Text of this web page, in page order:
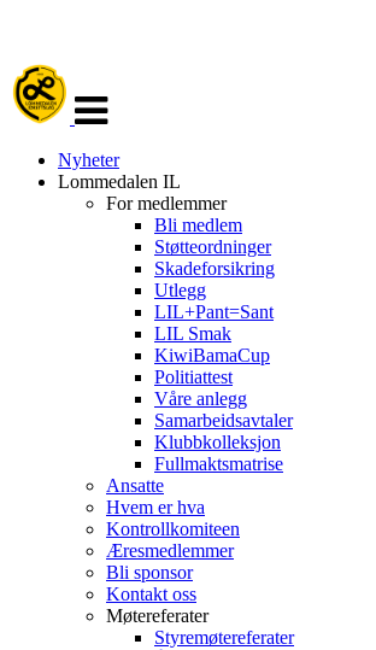
navigasjon
Nyheter
Lommedalen IL
For medlemmer
Bli medlem
Støtteordninger
Skadeforsikring
Utlegg
LIL+Pant=Sant
LIL Smak
KiwiBamaCup
Politiattest
Våre anlegg
Samarbeidsavtaler
Klubbkolleksjon
Fullmaktsmatrise
Ansatte
Hvem er hva
Kontrollkomiteen
Æresmedlemmer
Bli sponsor
Kontakt oss
Møtereferater
Styremøtereferater